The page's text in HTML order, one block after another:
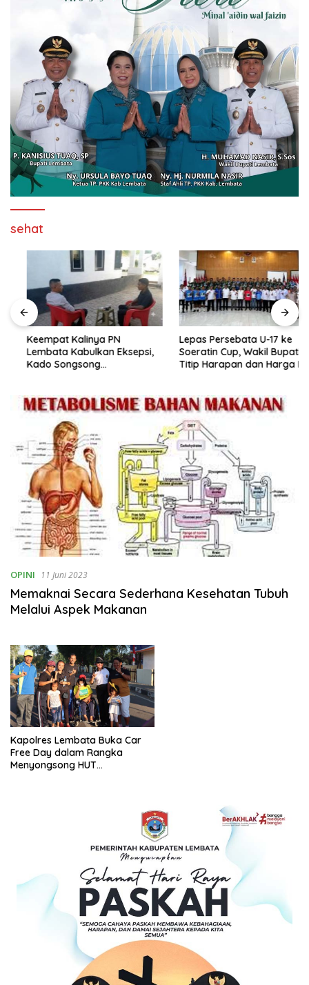
sehat
Keempat Kalinya PN
Lembata Kabulkan Eksepsi,
Kado Songsong
Lepas Persebata U-17 ke
Soeratin Cup, Wakil Bupati
Titip Harapan dan Harga Diri
OPINI 11 Juni 2023
Memaknai Secara Sederhana Kesehatan Tubuh
Melalui Aspek Makanan
Kapolres Lembata Buka Car
Free Day dalam Rangka
Menyongsong HUT